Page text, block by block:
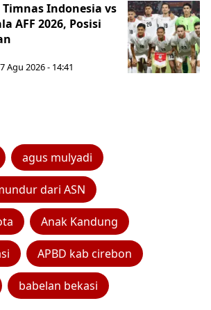
Indonesia vs
AFF 2026, Posisi
Agu 2026 - 14:41
agus mulyadi
dari ASN
Anak Kandung
APBD kab cirebon
babelan bekasi